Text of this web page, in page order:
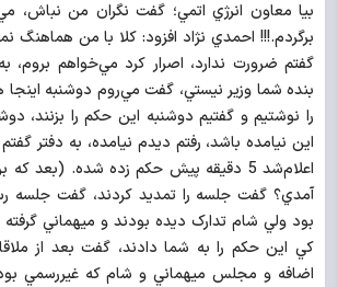
بيا معاون انرژي اتمي؛ گفت نگران من نباش،
برگردم.!!! احمدي نژاد افزود: کلا با من هماهنگ
گفتم ضرورت ندارد، اصرار کرد مي‌خواهم بروم،
بنده شما وزير نيستي، گفت مي‌روم دوشنبه
را نوشتيم و گفتيم دوشنبه اين حکم را بزنند،
اين نيامده باشد، رفتم ديدم نيامده، به دفتر
اعلام‌شد 5 دقيقه پيش حکم زده شده. (بعد
آمدي؟ گفت جلسه را تمديد کردند، گفت جلسه
بود ولي شام تدارک ديده بودند و ميهماني
کي اين حکم را به شما دادند، گفت بعد از
اضافه و مجلس ميهماني و شام که غير‌رسمي